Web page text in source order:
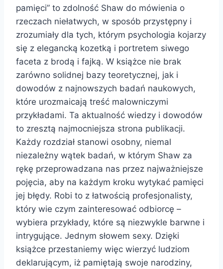
pamięci” to zdolność Shaw do mówienia o
rzeczach niełatwych, w sposób przystępny i
zrozumiały dla tych, którym psychologia kojarzy
się z elegancką kozetką i portretem siwego
faceta z brodą i fajką. W książce nie brak
zarówno solidnej bazy teoretycznej, jak i
dowodów z najnowszych badań naukowych,
które urozmaicają treść malowniczymi
przykładami. Ta aktualność wiedzy i dowodów
to zresztą najmocniejsza strona publikacji.
Każdy rozdział stanowi osobny, niemal
niezależny wątek badań, w którym Shaw za
rękę przeprowadzana nas przez najważniejsze
pojęcia, aby na każdym kroku wytykać pamięci
jej błędy. Robi to z łatwością profesjonalisty,
który wie czym zainteresować odbiorcę –
wybiera przykłady, które są niezwykle barwne i
intrygujące. Jednym słowem sexy. Dzięki
książce przestaniemy więc wierzyć ludziom
deklarującym, iż pamiętają swoje narodziny,